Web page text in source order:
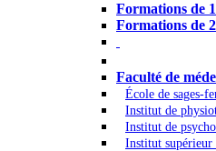
Formations de
Formations de
Faculté de
École de sages-
Institut de
Institut de
Institut supérieur